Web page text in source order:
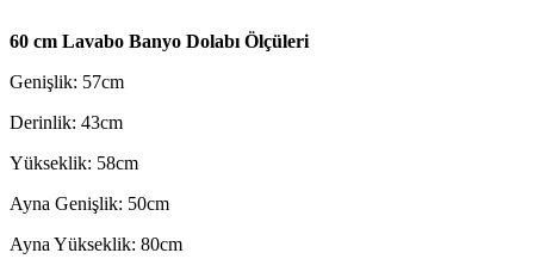
60 cm Lavabo Banyo Dolabı Ölçüleri
Genişlik: 57cm
Derinlik: 43cm
Yükseklik: 58cm
Ayna Genişlik: 50cm
Ayna Yükseklik: 80cm